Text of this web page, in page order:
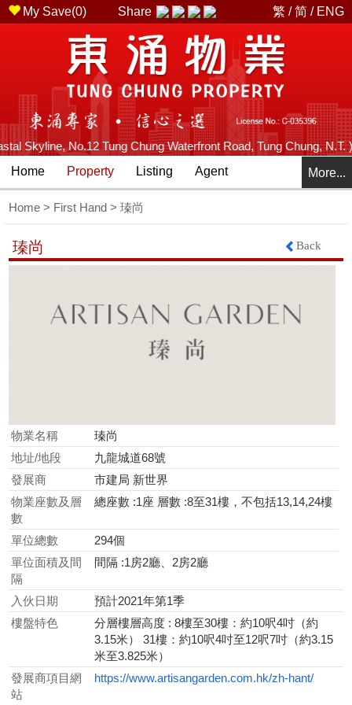
My Save(0) Share 繁 /简 / ENG
No.12 Tung Chung Waterfront Road, Tung Chung,
Home
Property Listing Agent More...
Home > First Hand > 瑧尚
瑧尚 Back
物業名稱
瑧尚
地址/地段
九龍城道68號
發展商
市建局 新世界
物業座數及層
數
總座數 :1座 層數 :8至31樓，不包括13,14,24樓
單位總數
294個
單位面積及間
隔
間隔 :1房2廳、2房2廳
入伙日期
預計2021年第1季
樓盤特色
分層樓層高度 : 8樓至30樓：約10呎4吋（約
3.15米） 31樓：約10呎4吋至12呎7吋（約3.15
米至3.825米）
發展商項目網
站
https://www.artisangarden.com.hk/zh-hant/